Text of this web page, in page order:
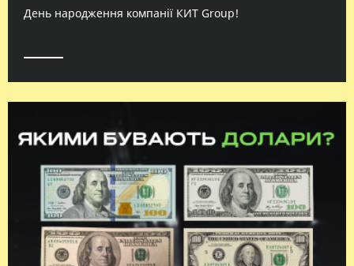
День народження компанії КИТ Group!